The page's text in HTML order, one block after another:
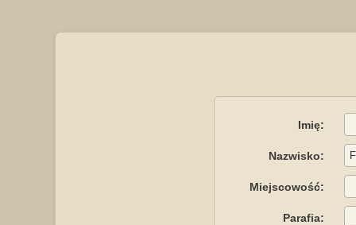
Imię:
Nazwisko:
Miejscowość:
Parafia: